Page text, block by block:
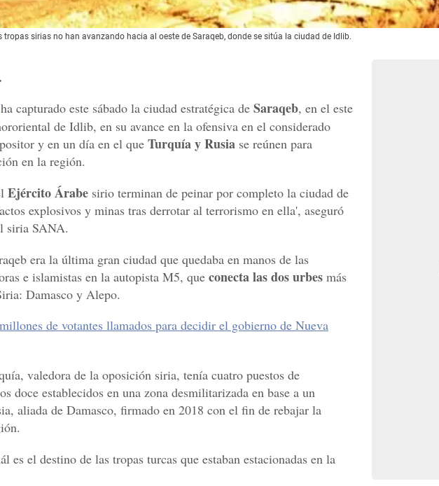
tropas sirias no han avanzando hacia al oeste de Saraqeb, donde se sitúa la ciudad de Idlib.
ha capturado este sábado la ciudad estratégica de Saraqeb, en el este
de Idlib, en su avance en la ofensiva en el considerado
y en un día en el que Turquía y Rusia se reúnen para
en la región.
Ejército Árabe sirio terminan de peinar por completo la ciudad de
explosivos y minas tras derrotar al terrorismo en ella', aseguró
siria SANA.
era la última gran ciudad que quedaba en manos de las
e islamistas en la autopista M5, que conecta las dos urbes más
Damasco y Alepo.
de votantes llamados para decidir el gobierno de Nueva
valedora de la oposición siria, tenía cuatro puestos de
doce establecidos en una zona desmilitarizada en base a un
aliada de Damasco, firmado en 2018 con el fin de rebajar la
es el destino de las tropas turcas que estaban estacionadas en la